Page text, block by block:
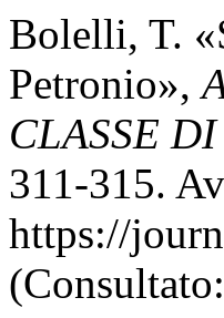
Bolelli, T.
Petronio»,
CLASSE
311-315.
https://